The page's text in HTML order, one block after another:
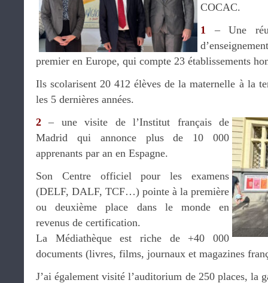
COCAC.
1 – Une
premier en Europe, qui compte 23 établissements
Ils scolarisent 20 412 élèves de la maternelle à la
les 5 dernières années.
2 – une visite de l’Institut français de
Madrid qui annonce plus de 10 000
apprenants par an en Espagne.
Son Centre officiel pour les examens
(DELF, DALF, TCF…) pointe à la première
ou deuxième place dans le monde en
revenus de certification.
La Médiathèque est riche de +40 000
documents (livres, films, journaux et magazines
J’ai également visité l’auditorium de 250 places, la